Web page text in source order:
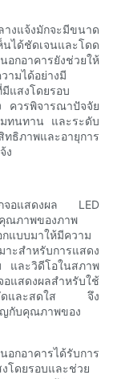
งแจ้งมักจะมีขนาด
ได้ชัดเจนและโดด
กอาคารยังช่วยให้
ามได้อย่างมี
แสงโดยรอบ
ควรพิจารณาปัจจัย
ทนทาน และระดับ
ธิภาพและอายุการ
ง
กจอแสดงผล LED
ณภาพของภาพ
แบบมาให้มีความ
ะสำหรับการแสดง
และวิดีโอในสภาพ
แสดงผลสำหรับใช้
มชัดและสดใส จึง
ญกับคุณภาพของ
กอาคารได้รับการ
โดยรอบและช่วย